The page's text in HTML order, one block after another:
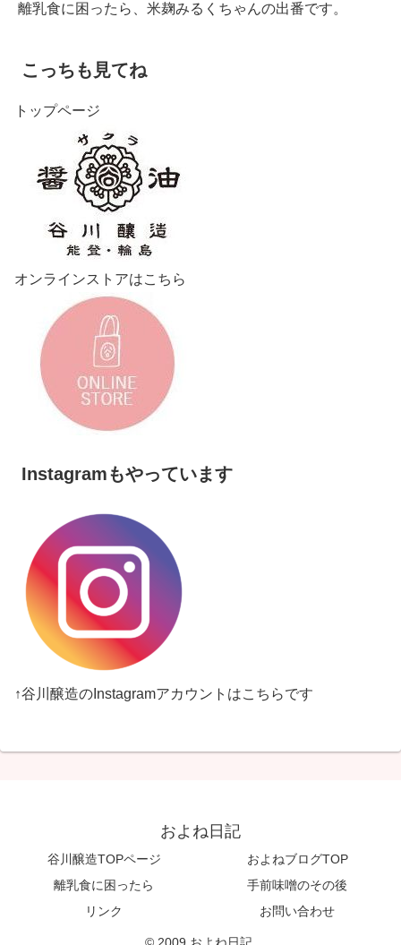
離乳食に困ったら、米麹みるくちゃんの出番です。
こっちも見てね
トップページ
オンラインストアはこちら
Instagramもやっています
↑谷川醸造のInstagramアカウントはこちらです
およね日記
谷川醸造TOPページ
およねブログTOP
離乳食に困ったら
手前味噌のその後
リンク
お問い合わせ
© 2009 およね日記.